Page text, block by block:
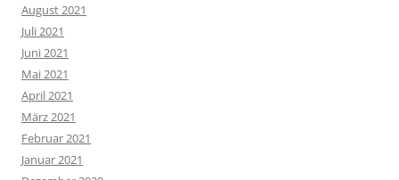
August 2021
Juli 2021
Juni 2021
Mai 2021
April 2021
März 2021
Februar 2021
Januar 2021